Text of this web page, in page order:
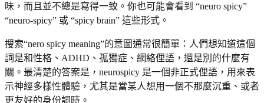
味，而且並不總是寫得一致。你也可能會看到 “neuro spicy”
“neuro-spicy” 或 “spicy brain” 這些形式。
搜索“nero spicy meaning”的意圖通常很簡單：人們想知道這個
詞是和性格、ADHD、孤獨症、網絡俚語，還是別的什麼有
關。最清楚的答案是，neurospicy 是一個非正式俚語，用來表
示神經多樣性體驗，尤其是當某人想用一個不那麼沉重、或者
更友好的身份詞時。